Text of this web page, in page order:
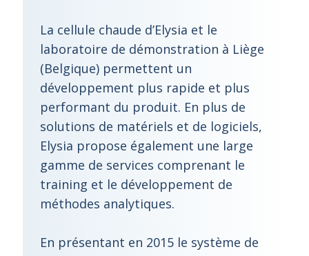
La cellule chaude d’Elysia et le
laboratoire de démonstration à Liège
(Belgique) permettent un
développement plus rapide et plus
performant du produit. En plus de
solutions de matériels et de logiciels,
Elysia propose également une large
gamme de services comprenant le
training et le développement de
méthodes analytiques.
En présentant en 2015 le système de